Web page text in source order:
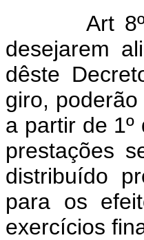
Art 8º As
desejarem
dêste
giro,
a partir de
prestações
distribuído
para os
exercícios